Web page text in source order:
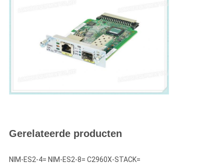
Gerelateerde producten
NIM-ES2-4= NIM-ES2-8= C2960X-STACK=